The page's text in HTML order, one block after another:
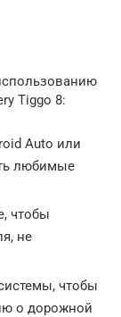
Tiggo 8:
Auto или
любимые
чтобы
не
чтобы
о дорожной